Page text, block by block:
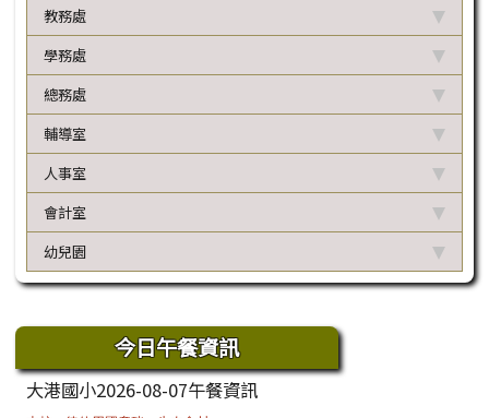
教務處
學務處
總務處
輔導室
人事室
會計室
幼兒園
下中區域內容
今日午餐資訊
大港國小2026-08-07午餐資訊